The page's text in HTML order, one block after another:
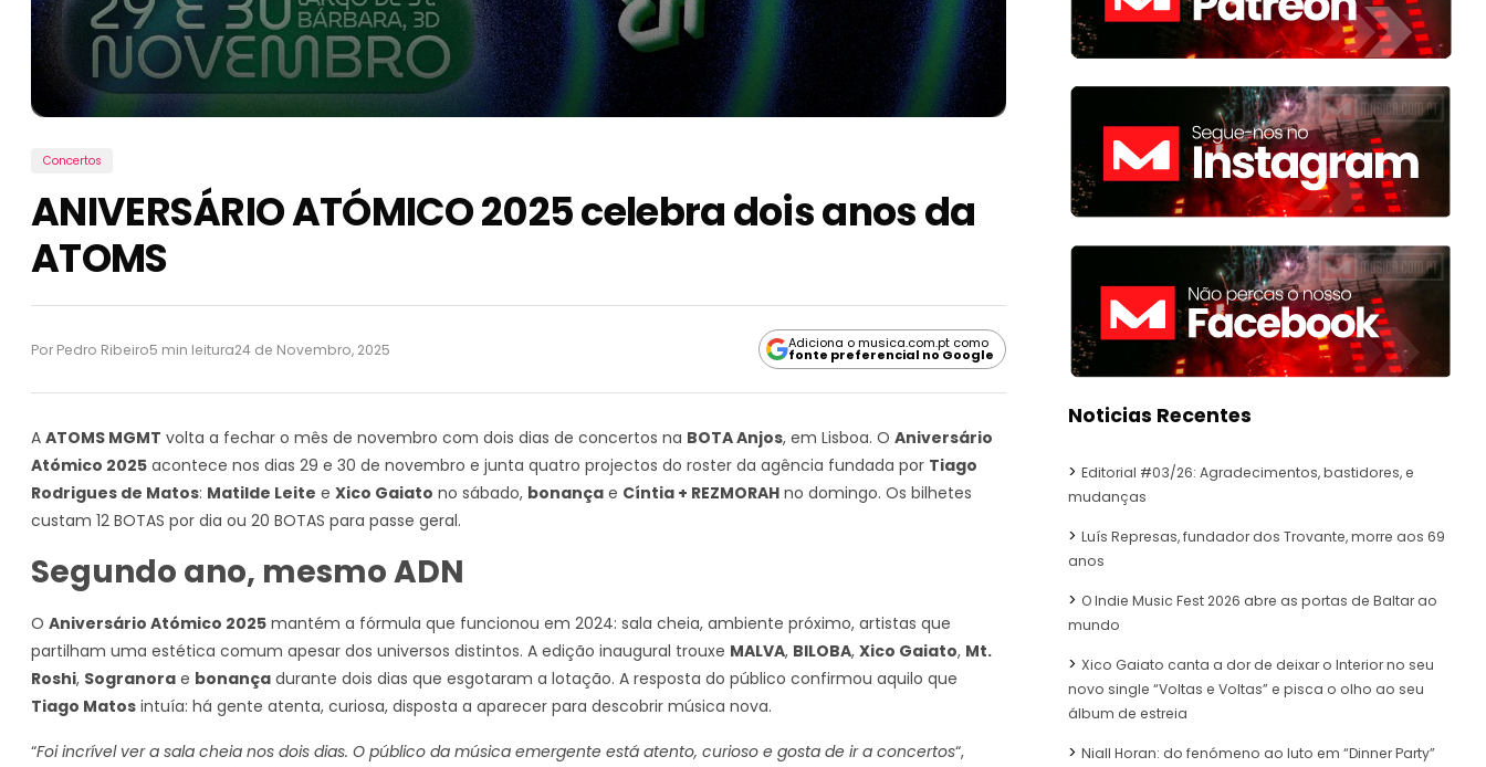
Concertos
ANIVERSÁRIO ATÓMICO 2025 celebra dois anos da
ATOMS
Por Pedro Ribeiro5 min leitura24 de Novembro, 2025 Adiciona o musica.com.pt como
fonte preferencial no Google
A ATOMS MGMT volta a fechar o mês de novembro com dois dias de concertos na BOTA Anjos, em Lisboa. O Aniversário
Atómico 2025 acontece nos dias 29 e 30 de novembro e junta quatro projectos do roster da agência fundada por Tiago
Rodrigues de Matos: Matilde Leite e Xico Gaiato no sábado, bonança e Cíntia + REZMORAH no domingo. Os bilhetes
custam 12 BOTAS por dia ou 20 BOTAS para passe geral.
Segundo ano, mesmo ADN
O Aniversário Atómico 2025 mantém a fórmula que funcionou em 2024: sala cheia, ambiente próximo, artistas que
partilham uma estética comum apesar dos universos distintos. A edição inaugural trouxe MALVA, BILOBA, Xico Gaiato, Mt.
Roshi, Sogranora e bonança durante dois dias que esgotaram a lotação. A resposta do público confirmou aquilo que
Tiago Matos intuía: há gente atenta, curiosa, disposta a aparecer para descobrir música nova.
“Foi incrível ver a sala cheia nos dois dias. O público da música emergente está atento, curioso e gosta de ir a concertos“,
Noticias Recentes
Editorial #03/26: Agradecimentos, bastidores, e
mudanças
Luís Represas, fundador dos Trovante, morre aos 69
anos
O Indie Music Fest 2026 abre as portas de Baltar ao
mundo
Xico Gaiato canta a dor de deixar o Interior no seu
novo single “Voltas e Voltas” e pisca o olho ao seu
álbum de estreia
Niall Horan: do fenómeno ao luto em “Dinner Party”